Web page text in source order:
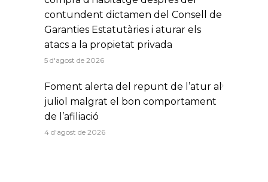
contundent dictamen del Consell de
Garanties Estatutàries i aturar els
atacs a la propietat privada
5 d'agost de 2026
Foment alerta del repunt de l’atur al
juliol malgrat el bon comportament
de l’afiliació
4 d'agost de 2026